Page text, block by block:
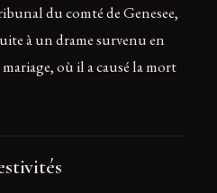
du comté de Genesee,
à un drame survenu en
où il a causé la mort